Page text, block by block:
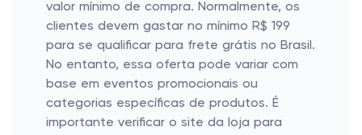
valor mínimo de compra. Normalmente, os
clientes devem gastar no mínimo R$ 199
para se qualificar para frete grátis no Brasil.
No entanto, essa oferta pode variar com
base em eventos promocionais ou
categorias específicas de produtos. É
importante verificar o site da loja para